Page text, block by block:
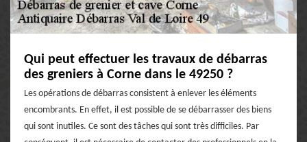
Qui peut effectuer les travaux de débarras
des greniers à Corne dans le 49250 ?
Les opérations de débarras consistent à enlever les éléments
encombrants. En effet, il est possible de se débarrasser des biens
qui sont inutiles. Ce sont des tâches qui sont très difficiles. Par